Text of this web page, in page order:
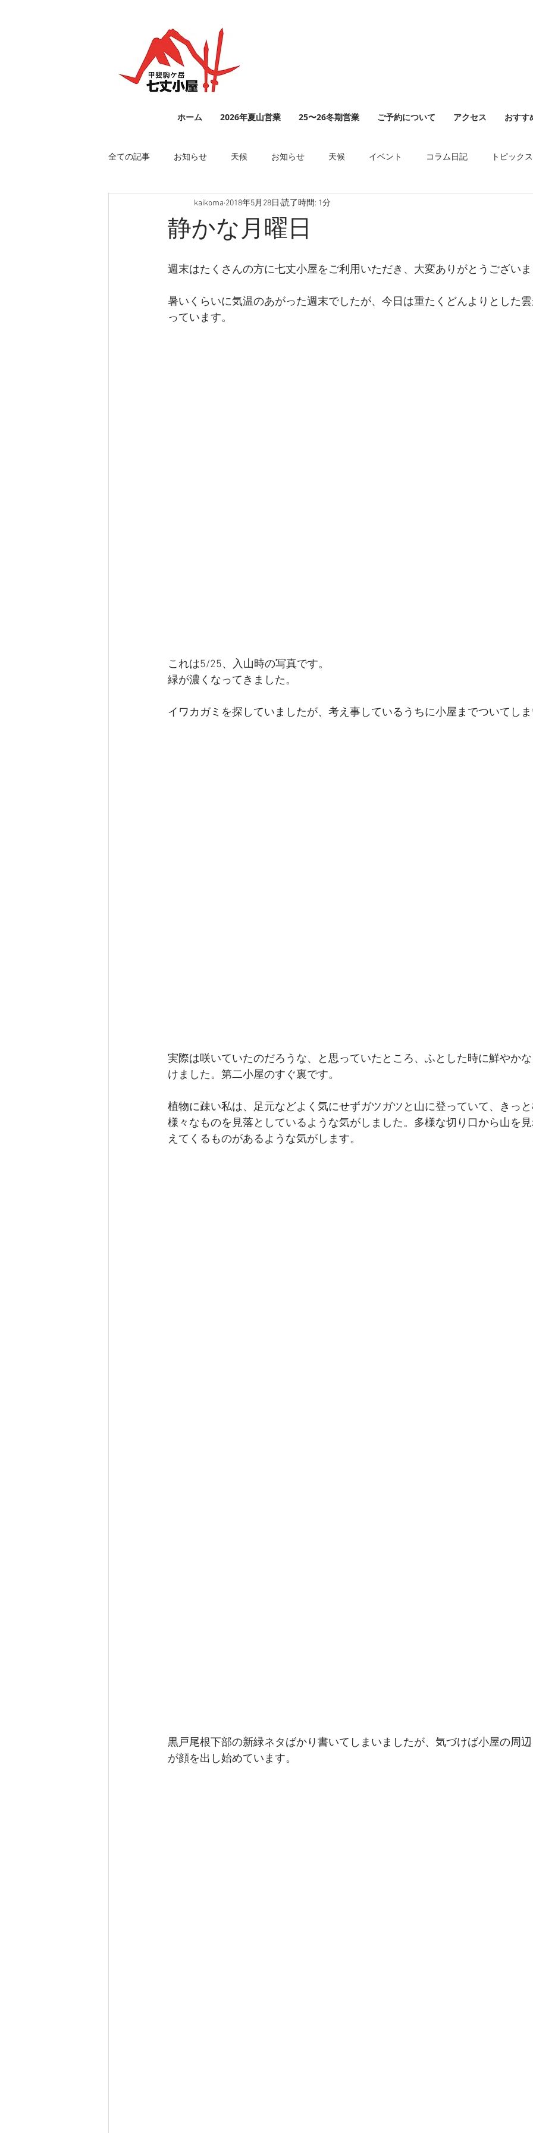
ホーム 2026年夏山営業 25〜26冬期営業 ご予約について アクセス おすす
全ての記事 お知らせ 天候 お知らせ 天候 イベント コラム日記 トピックス
静かな月曜日
kaikoma 2018年5月28日 読了時間: 1分
週末はたくさんの方に七丈小屋をご利用いただき、大変ありがとうございま
暑いくらいに気温のあがった週末でしたが、今日は重たくどんよりとした
っています。
これは5/25、入山時の写真です。
緑が濃くなってきました。
イワカガミを探していましたが、考え事しているうちに小屋までついてしま
実際は咲いていたのだろうな、と思っていたところ、ふとした時に鮮やか
けました。第二小屋のすぐ裏です。
植物に疎い私は、足元などよく気にせずガツガツと山に登っていて、きっ
様々なものを見落としているような気がしました。多様な切り口から山を
えてくるものがあるような気がします。
黒戸尾根下部の新緑ネタばかり書いてしまいましたが、気づけば小屋の周
が顔を出し始めています。